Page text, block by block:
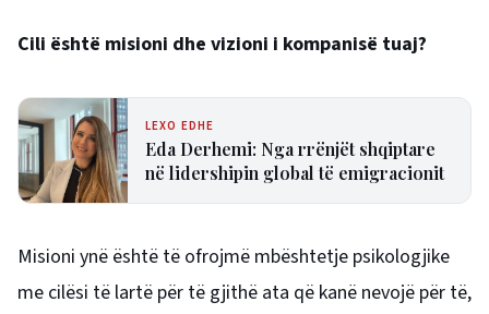
Cili është misioni dhe vizioni i kompanisë tuaj?
LEXO EDHE
Eda Derhemi: Nga rrënjët shqiptare
në lidershipin global të emigracionit
Misioni ynë është të ofrojmë mbështetje psikologjike
me cilësi të lartë për të gjithë ata që kanë nevojë për të,